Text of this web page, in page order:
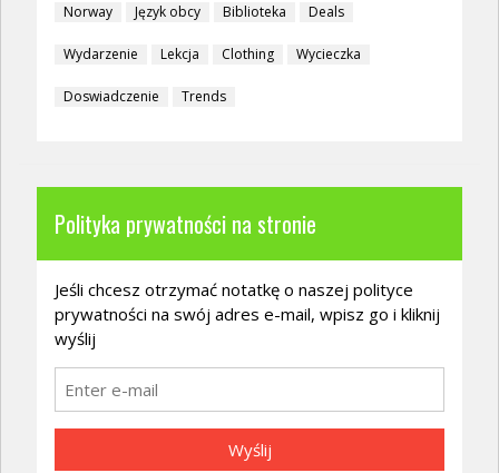
Norway Język obcy Biblioteka Deals
Wydarzenie Lekcja Clothing Wycieczka
Doswiadczenie Trends
Polityka prywatności na stronie
Jeśli chcesz otrzymać notatkę o naszej polityce
prywatności na swój adres e-mail, wpisz go i kliknij
wyślij
Wyślij